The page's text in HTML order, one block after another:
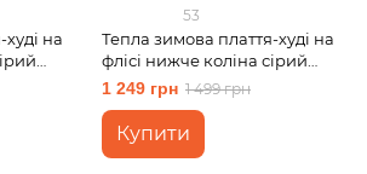
на
53
Тепла зимова плаття-худі на
флісі нижче коліна сірий
Merlini Рошель 700001003,
розмір 46-48 (L-XL)
1 249 грн 1 499 грн
Купити